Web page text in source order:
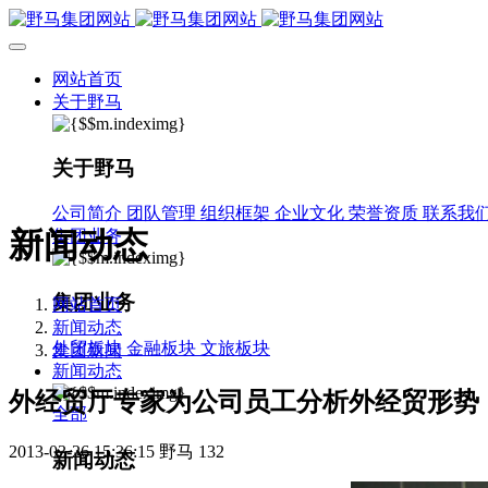
网站首页
关于野马
关于野马
公司简介 团队管理 组织框架 企业文化 荣誉资质 联系我
集团业务
集团业务
外贸板块 金融板块 文旅板块
新闻动态
全部
新闻动态
新闻动态
网站首页
新闻动态
集团新闻
外经贸厅专家为公司员工分析外经贸形势
2013-03-26 15:36:15 野马 132